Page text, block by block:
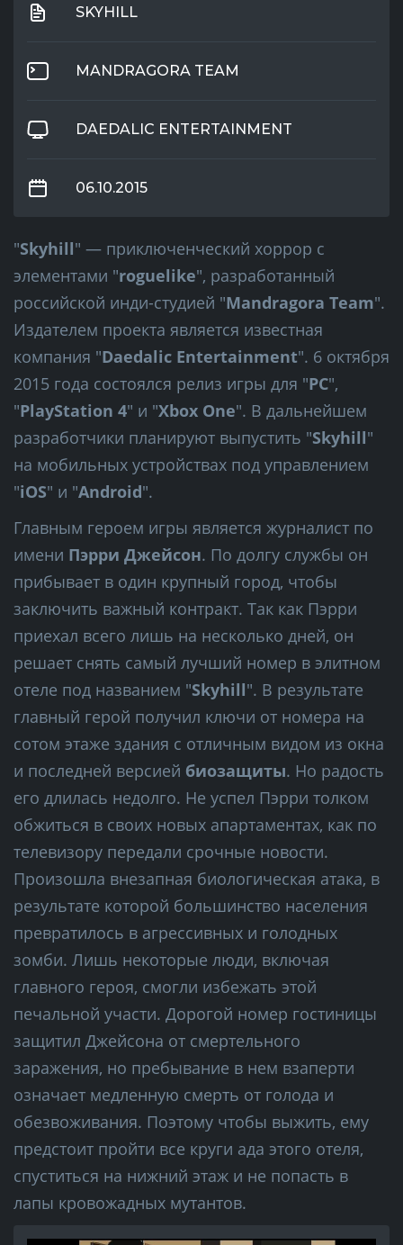
SKYHILL
MANDRAGORA TEAM
DAEDALIC ENTERTAINMENT
06.10.2015
"Skyhill" — приключенческий хоррор с
элементами "roguelike", разработанный
российской инди-студией "Mandragora Team".
Издателем проекта является известная
компания "Daedalic Entertainment". 6 октября
2015 года состоялся релиз игры для "PC",
"PlayStation 4" и "Xbox One". В дальнейшем
разработчики планируют выпустить "Skyhill"
на мобильных устройствах под управлением
"iOS" и "Android".
Главным героем игры является журналист по
имени Пэрри Джейсон. По долгу службы он
прибывает в один крупный город, чтобы
заключить важный контракт. Так как Пэрри
приехал всего лишь на несколько дней, он
решает снять самый лучший номер в элитном
отеле под названием "Skyhill". В результате
главный герой получил ключи от номера на
сотом этаже здания с отличным видом из окна
и последней версией биозащиты. Но радость
его длилась недолго. Не успел Пэрри толком
обжиться в своих новых апартаментах, как по
телевизору передали срочные новости.
Произошла внезапная биологическая атака, в
результате которой большинство населения
превратилось в агрессивных и голодных
зомби. Лишь некоторые люди, включая
главного героя, смогли избежать этой
печальной участи. Дорогой номер гостиницы
защитил Джейсона от смертельного
заражения, но пребывание в нем взаперти
означает медленную смерть от голода и
обезвоживания. Поэтому чтобы выжить, ему
предстоит пройти все круги ада этого отеля,
спуститься на нижний этаж и не попасть в
лапы кровожадных мутантов.